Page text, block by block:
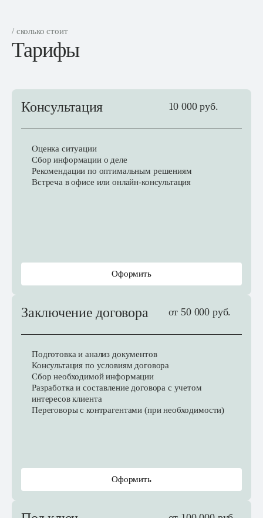
/ сколько стоит
Тарифы
Консультация 10 000 руб.
Оценка ситуации
Сбор информации о деле
Рекомендации по оптимальным решениям
Встреча в офисе или онлайн-консультация
Оформить
Заключение договора от 50 000 руб.
Подготовка и анализ документов
Консультация по условиям договора
Сбор необходимой информации
Разработка и составление договора с учетом
интересов клиента
Переговоры с контрагентами (при необходимости)
Оформить